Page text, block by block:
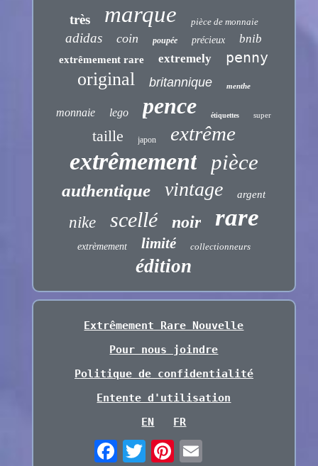
très marque pièce de monnaie
adidas coin poupée précieux bnib
extrêmement rare extremely penny
original britannique menthe
monnaie lego pence étiquettes super
taille japon extrême
extrêmement pièce
authentique vintage argent
nike scellé noir rare
extrèmement limité collectionneurs
édition
Extrêmement Rare Nouvelle
Pour nous joindre
Politique de confidentialité
Entente d'utilisation
EN
FR